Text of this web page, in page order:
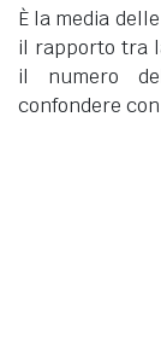
È la media
il rapporto tra
il numero
confondere